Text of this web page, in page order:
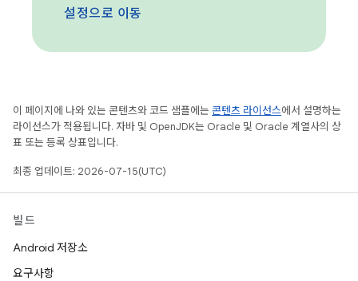
설정으로 이동
이 페이지에 나와 있는 콘텐츠와 코드 샘플에는 콘텐츠 라이선스에서 설명하는
라이선스가 적용됩니다. 자바 및 OpenJDK는 Oracle 및 Oracle 계열사의 상
표 또는 등록 상표입니다.
최종 업데이트: 2026-07-15(UTC)
빌드
Android 저장소
요구사항